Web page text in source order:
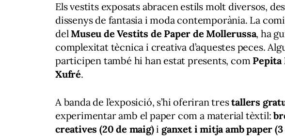
Els vestits exposats abracen estils molt diversos,
dissenys de fantasia i moda contemporània. La
del Museu de Vestits de Paper de Mollerussa, ha
complexitat tècnica i creativa d’aquestes peces.
participen també hi han estat presents, com Pepita
Xufré.
A banda de l’exposició, s’hi oferiran trestallers
experimentar amb el paper com a material tèxtil:
creatives (20 de maig)i ganxet i mitja amb paper